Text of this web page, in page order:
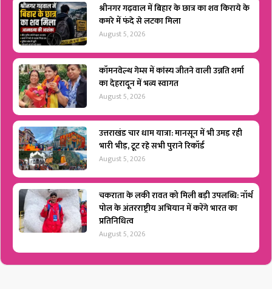
श्रीनगर गढ़वाल में बिहार के छात्र का शव किराये के
कमरे में फंदे से लटका मिला
August 5, 2026
कॉमनवेल्थ गेम्स में कांस्य जीतने वाली उन्नति शर्मा
का देहरादून में भव्य स्वागत
August 5, 2026
उत्तराखंड चार धाम यात्रा: मानसून में भी उमड़ रही
भारी भीड़, टूट रहे सभी पुराने रिकॉर्ड
August 5, 2026
चकराता के लकी रावत को मिली बड़ी उपलब्धि: नॉर्थ
पोल के अंतरराष्ट्रीय अभियान में करेंगे भारत का
प्रतिनिधित्व
August 5, 2026